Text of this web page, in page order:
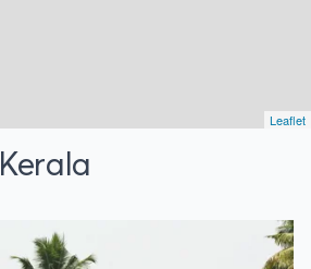
Leaflet